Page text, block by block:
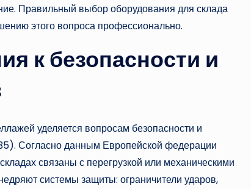
Правильный выбор оборудования для склада
этого вопроса профессионально.
к безопасности и
уделяется вопросам безопасности и
Согласно данным Европейской федерации
связаны с перегрузкой или механическими
системы защиты: ограничители ударов,